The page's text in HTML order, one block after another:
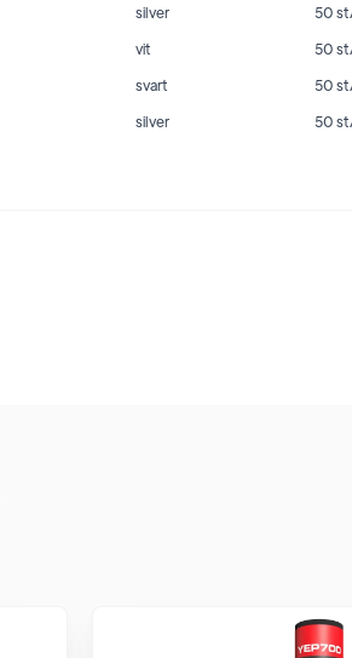
silver
50
vit
50
svart
50
silver 50